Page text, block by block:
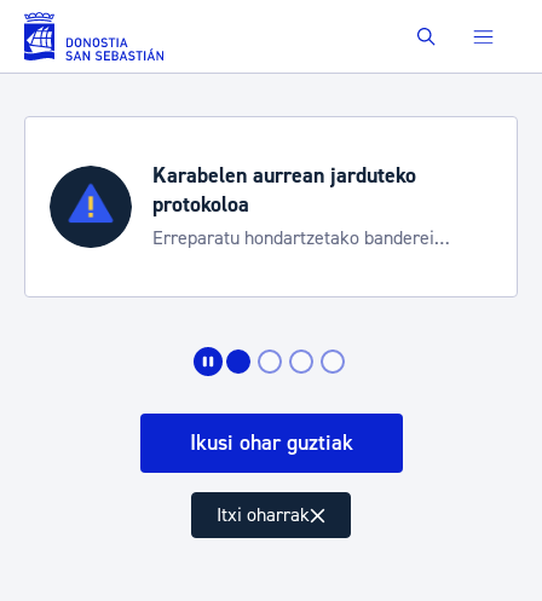
Eduki nagusira joan Buscar
Karabelen aurrean jarduteko
protokoloa
Erreparatu hondartzetako banderei
Ikusi ohar guztiak
Itxi oharrak